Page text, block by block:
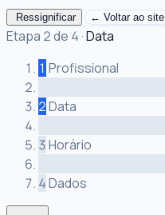
Ressignificar ← Voltar ao site
Etapa 2 de 4 ·Data
1 Profissional
2Data
3Horário
4Dados